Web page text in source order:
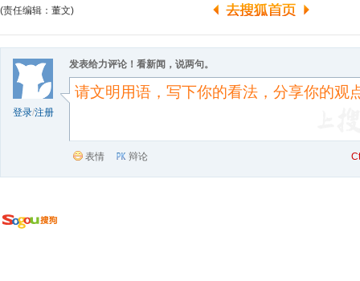
(责任编辑：董文)
登录/注册
发表给力评论！看新闻，说两句。
表情 辩论